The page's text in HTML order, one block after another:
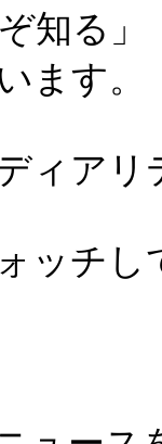
知る
ます。
ィア
ッチし